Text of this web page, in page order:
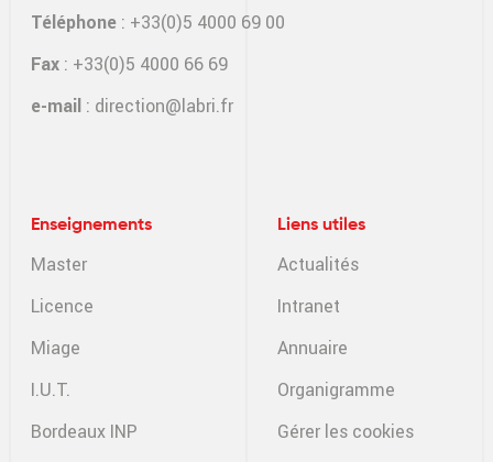
Téléphone : +33(0)5 4000 69 00
Fax : +33(0)5 4000 66 69
e-mail : direction@labri.fr
Enseignements
Master
Licence
Miage
I.U.T.
Bordeaux INP
Liens utiles
Actualités
Intranet
Annuaire
Organigramme
Gérer les cookies